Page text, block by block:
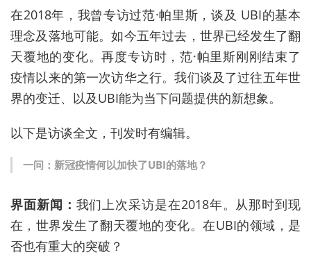
在2018年，我曾专访过范·帕里斯，谈及 UBI的基本
理念及落地可能。如今五年过去，世界已经发生了翻
天覆地的变化。再度专访时，范·帕里斯刚刚结束了
疫情以来的第一次访华之行。我们谈及了过往五年世
界的变迁、以及UBI能为当下问题提供的新想象。
以下是访谈全文，刊发时有编辑。
一问：新冠疫情何以加快了UBI的落地？
界面新闻： 我们上次采访是在2018年。从那时到现
在，世界发生了翻天覆地的变化。在UBI的领域，是
否也有重大的突破？